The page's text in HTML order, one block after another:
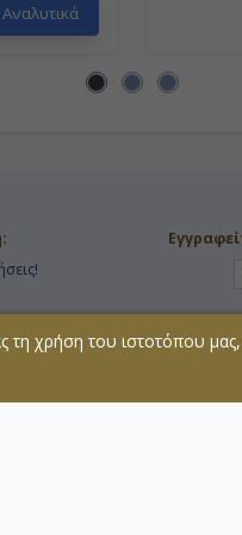
τη χρήση του ιστοτόπου
Αναλυτικά